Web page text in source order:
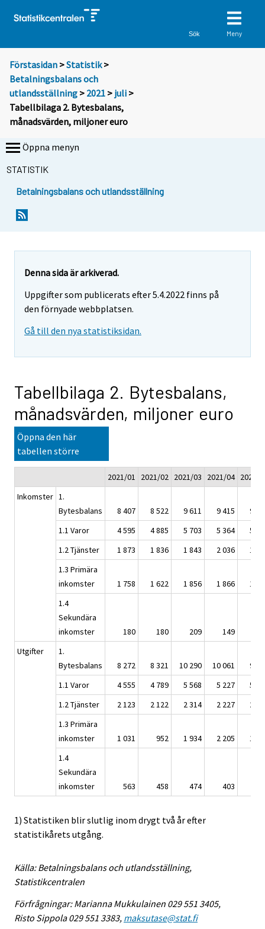
Sök Meny
Förstasidan >Statistik >
Betalningsbalans och
utlandsställning > 2021 > juli >
Tabellbilaga 2. Bytesbalans,
månadsvärden, miljoner euro
Öppna menyn
STATISTIK
Betalningsbalans och utlandsställning
Denna sida är arkiverad.
Uppgifter som publicerats efter 5.4.2022 finns på
den förnyade webbplatsen.
Gå till den nya statistiksidan.
Tabellbilaga 2. Bytesbalans,
månadsvärden, miljoner euro
Öppna den här
tabellen större
2021/01 2021/02 2021/03 2021/04 2021/
Inkomster 1.
Bytesbalans
8 407 8 522 9 611 9 415
9
1.1 Varor
4 595 4 885 5 703 5 364
5
1.2 Tjänster
1 873 1 836 1 843 2 036
1
1.3 Primära
inkomster
1 758 1 622 1 856 1 866
1
1.4
Sekundära
inkomster
180 180 209 149
Utgifter
1.
Bytesbalans
8 272 8 321 10 290 10 061
9
1.1 Varor
4 555 4 789 5 568 5 227
5
1.2 Tjänster
2 123 2 122 2 314 2 227
2
1.3 Primära
inkomster
1 031 952 1 934 2 205
1
1.4
Sekundära
inkomster
563 458 474 403
1) Statistiken blir slutlig inom drygt två år efter
statistikårets utgång.
Källa: Betalningsbalans och utlandsställning,
Statistikcentralen
Förfrågningar: Marianna Mukkulainen 029 551 3405,
Risto Sippola 029 551 3383, maksutase@stat.fi